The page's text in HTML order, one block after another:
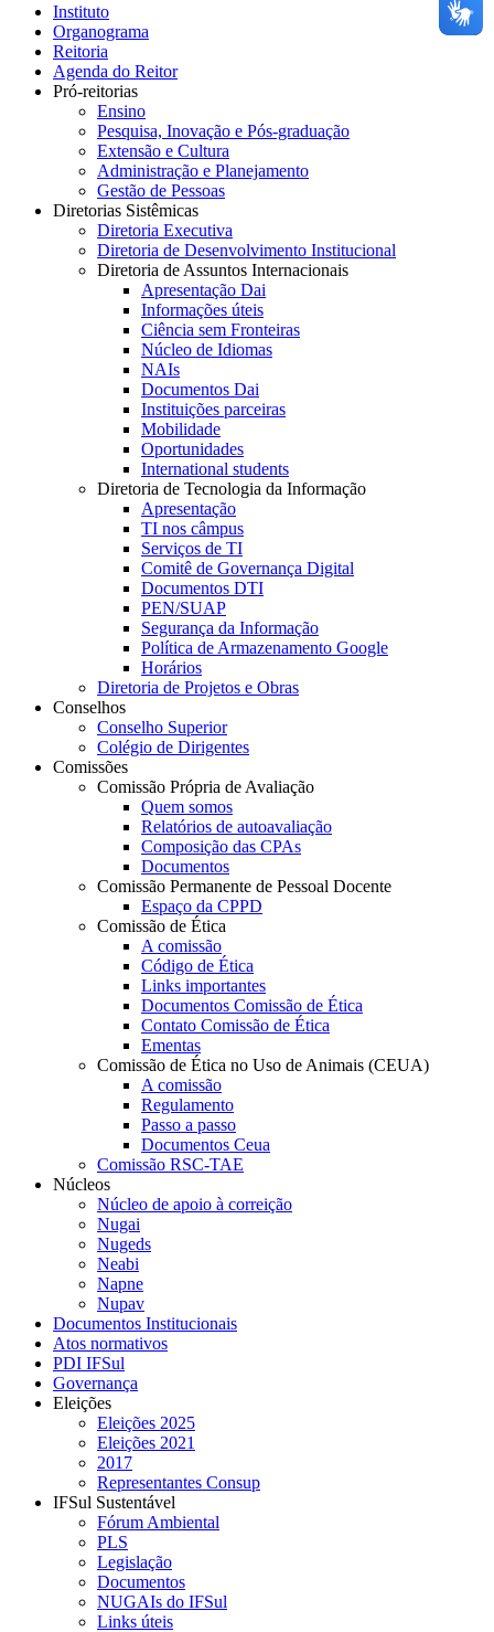
Instituto
Organograma
Reitoria
Agenda do Reitor
Pró-reitorias
Ensino
Pesquisa, Inovação e Pós-graduação
Extensão e Cultura
Administração e Planejamento
Gestão de Pessoas
Diretorias Sistêmicas
Diretoria Executiva
Diretoria de Desenvolvimento Institucional
Diretoria de Assuntos Internacionais
Apresentação Dai
Informações úteis
Ciência sem Fronteiras
Núcleo de Idiomas
NAIs
Documentos Dai
Instituições parceiras
Mobilidade
Oportunidades
International students
Diretoria de Tecnologia da Informação
Apresentação
TI nos câmpus
Serviços de TI
Comitê de Governança Digital
Documentos DTI
PEN/SUAP
Segurança da Informação
Política de Armazenamento Google
Horários
Diretoria de Projetos e Obras
Conselhos
Conselho Superior
Colégio de Dirigentes
Comissões
Comissão Própria de Avaliação
Quem somos
Relatórios de autoavaliação
Composição das CPAs
Documentos
Comissão Permanente de Pessoal Docente
Espaço da CPPD
Comissão de Ética
A comissão
Código de Ética
Links importantes
Documentos Comissão de Ética
Contato Comissão de Ética
Ementas
Comissão de Ética no Uso de Animais (CEUA)
A comissão
Regulamento
Passo a passo
Documentos Ceua
Comissão RSC-TAE
Núcleos
Núcleo de apoio à correição
Nugai
Nugeds
Neabi
Napne
Nupav
Documentos Institucionais
Atos normativos
PDI IFSul
Governança
Eleições
Eleições 2025
Eleições 2021
2017
Representantes Consup
IFSul Sustentável
Fórum Ambiental
PLS
Legislação
Documentos
NUGAIs do IFSul
Links úteis